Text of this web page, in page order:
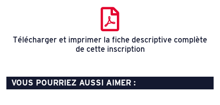
Télécharger et imprimer la fiche descriptive complète
de cette inscription
VOUS POURRIEZ AUSSI AIMER :